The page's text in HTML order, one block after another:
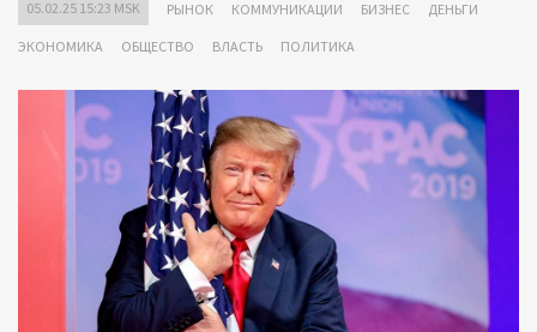
05.02.25 15:23 MSK РЫНОК КОММУНИКАЦИИ БИЗНЕС ДЕНЬГИ
ЭКОНОМИКА ОБЩЕСТВО ВЛАСТЬ ПОЛИТИКА